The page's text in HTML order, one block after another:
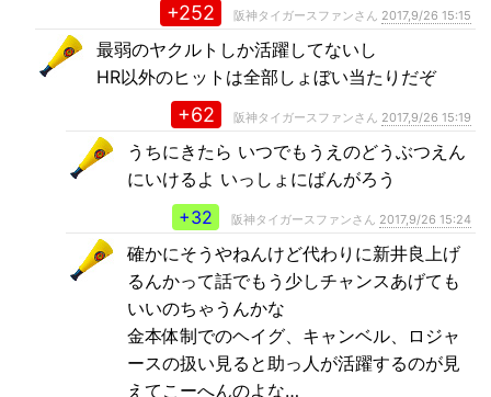
+252 阪神タイガースファンさん 2017,9/26 15:15
最弱のヤクルトしか活躍してないし
HR以外のヒットは全部しょぼい当たりだぞ
+62 阪神タイガースファンさん 2017,9/26 15:19
うちにきたら いつでもうえのどうぶつえん
にいけるよ いっしょにばんがろう
+32
阪神タイガースファンさん 2017,9/26 15:24
確かにそうやねんけど代わりに新井良上げ
るんかって話でもう少しチャンスあげても
いいのちゃうんかな
金本体制でのヘイグ、キャンベル、ロジャ
ースの扱い見ると助っ人が活躍するのが見
えてこーへんのよな…